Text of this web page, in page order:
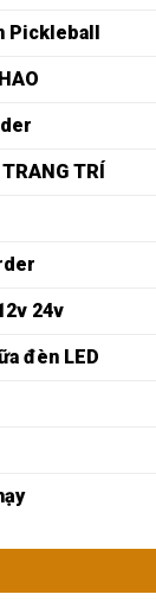
Pickleball
TRÍ
24v
đèn LED